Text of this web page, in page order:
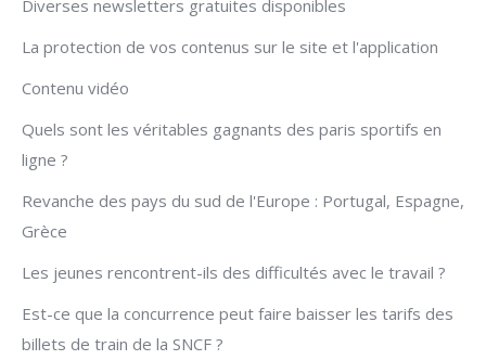
Diverses newsletters gratuites disponibles
La protection de vos contenus sur le site et l'application
Contenu vidéo
Quels sont les véritables gagnants des paris sportifs en
ligne ?
Revanche des pays du sud de l'Europe : Portugal, Espagne,
Grèce
Les jeunes rencontrent-ils des difficultés avec le travail ?
Est-ce que la concurrence peut faire baisser les tarifs des
billets de train de la SNCF ?